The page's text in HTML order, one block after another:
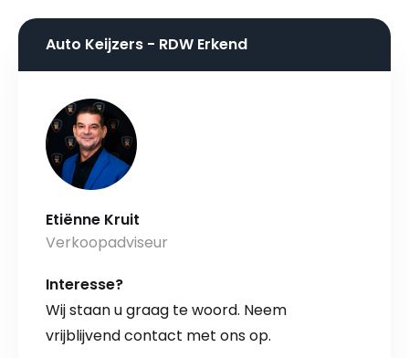
Auto Keijzers - RDW Erkend
Etiënne Kruit
Verkoopadviseur
Interesse?
Wij staan u graag te woord. Neem
vrijblijvend contact met ons op.